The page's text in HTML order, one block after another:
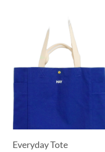
Everyday Tote